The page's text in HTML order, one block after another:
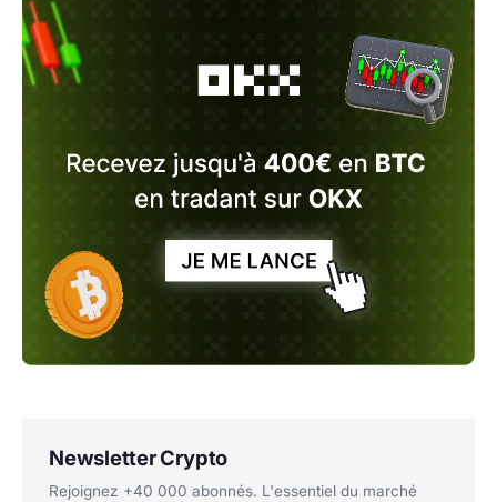
Newsletter Crypto
Rejoignez +40 000 abonnés. L'essentiel du marché